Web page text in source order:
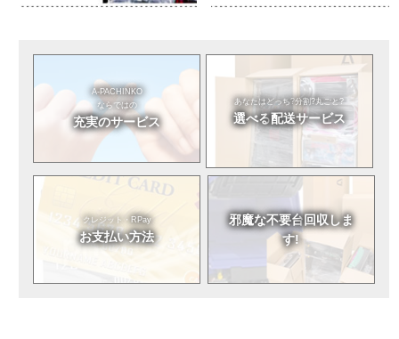
A-PACHINKO
ならではの
充実のサービス
あなたはどっち?分割?丸ごと?
選べる配送サービス
クレジット・RPay
お支払い方法
邪魔な不要台回収しま
す!